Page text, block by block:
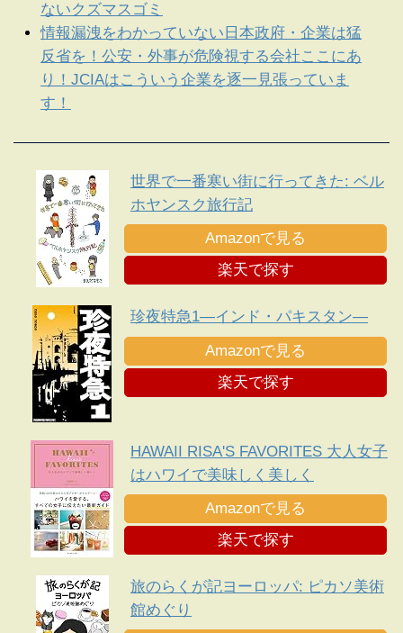
ないクズマスゴミ
情報漏洩をわかっていない日本政府・企業は猛
反省を！公安・外事が危険視する会社ここにあ
り！JCIAはこういう企業を逐一見張っていま
す！
世界で一番寒い街に行ってきた: ベル
ホヤンスク旅行記
Amazonで見る
楽天で探す
珍夜特急1―インド・パキスタン―
Amazonで見る
楽天で探す
HAWAII RISA'S FAVORITES 大人女子
はハワイで美味しく美しく
Amazonで見る
楽天で探す
旅のらくが記ヨーロッパ: ピカソ美術
館めぐり